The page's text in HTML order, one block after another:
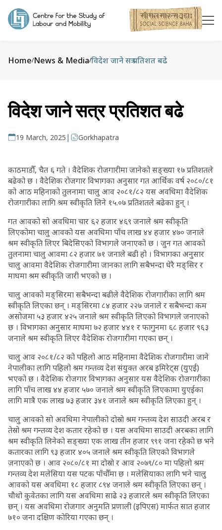
Home/News & Media/विदेश जाने सत्र प्रतिशत बढे
विदेश जाने सत्र प्रतिशत बढे
19 March, 2025 | Gorkhapatra
काठमाडौँ, चैत ६ गते । वैदेशिक रोजगारीमा जानेको सङ्ख्या १७ प्रतिशतले
बढेको छ । वैदेशिक रोजगार विभागका अनुसार गत आर्थिक वर्ष २०८०/८१
को आठ महिनाको तुलनामा चालु आव २०८१/८२ यस अवधिमा वैदेशिक
रोजगारीका लागि श्रम स्वीकृति लिने १५.०७ प्रतिशतले बढेका हुन् ।
गत आवको सो अवधिमा चार ६२ हजार ४६९ जनाले श्रम स्वीकृति
लिएकोमा चालु आवको यस अवधिमा पाँच लाख ४४ हजार ४७० जनाले
श्रम स्वीकृति लिएर बिदेसिएको विभागले जनाएको छ । जुन गत आवको
तुलनामा चालु आवमा ८२ हजार ७१ जनाले बढी हो । विभागका अनुसार
चालु आवमा वैदेशिक रोजगारीमा जानका लागि सबैभन्दा धेरै मङ्सिर र
माघमा श्रम स्वीकृति जारी भएको छ ।
चालु आवको मङ्सिरमा सबैभन्दा बढीले वैदेशिक रोजगारीका लागि श्रम
स्वीकृति लिएका छन् । मङ्सिरमा ८४ हजार २२७ जनाले र सबैभन्दा कम
असोजमा ५३ हजार ४२५ जनाले श्रम स्वीकृति लिएको विभागले जनाएको
छ । विभागका अनुसार माघमा ७२ हजार ४४१ र फागुनमा ६८ हजार ९६३
जनाले श्रम स्वीकृति लिएर वैदेशिक रोजगारीमा गएका छन् ।
चालु आव २०८१/८२ को पहिलो आठ महिनामा वैदेशिक रोजगारीमा जाने
नेपालीका लागि पहिलो श्रम गन्तव्य देश संयुक्त अरब इमिरेट्स (युएई)
भएको छ । वैदेशिक रोजगार विभागका अनुसार यस वैदेशिक रोजगारीका
लागि पाँच लाख ४४ हजार ५७० जनाले श्रम स्वीकृति लिएकामा युएईका
लागि मात्रै एक लाख ७३ हजार ३४१ जनाले श्रम स्वीकृति लिएका हुन् ।
चालु आवको सो अवधिमा नेपालीको दोस्रो श्रम गन्तव्य देश साउदी अरब र
तेस्रो श्रम गन्तव्य देश कतार रहेको छ । यस अवधिमा साउदी अरबका लागि
श्रम स्वीकृति लिनेको सङ्ख्या एक लाख तीन हजार ९९१ जना रहेको छ भने
कतारका लागि ९३ हजार ४०५ जनाले श्रम स्वीकृति लिएको विभागले
जनाएको छ । आव २०८०/८१ मा दोस्रो र आव २०७९/८० मा पहिलो श्रम
गन्तव्य देश मलेसिया यस पटक पाँचौँमा छ । मलेसियाका लागि भने चालु
आवको यस अवधिमा १८ हजार ८९४ जनाले श्रम स्वीकृति लिएका छन् ।
चौथो कुवेतका लागि यस अवधिमा साढे २३ हजारले श्रम स्वीकृति लिएका
छन् । यस अवधिमा रोजगार अनुमति प्रणाली (इपिएस) मार्फत सात हजार
७१० जना दक्षिण कोरिया गएका छन् ।